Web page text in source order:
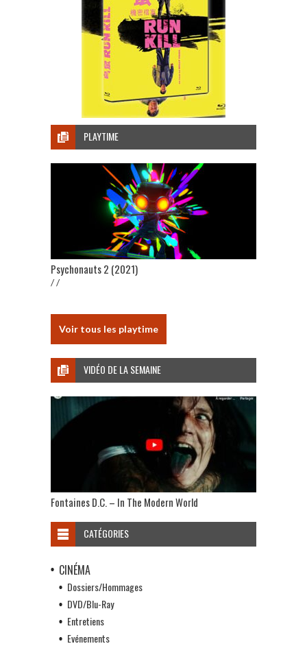
PLAYTIME
Psychonauts 2 (2021)
/ /
Voir tous les playtime
VIDÉO DE LA SEMAINE
Fontaines D.C. – In The Modern World
CATÉGORIES
CINÉMA
Dossiers/Hommages
DVD/Blu-Ray
Entretiens
Evénements